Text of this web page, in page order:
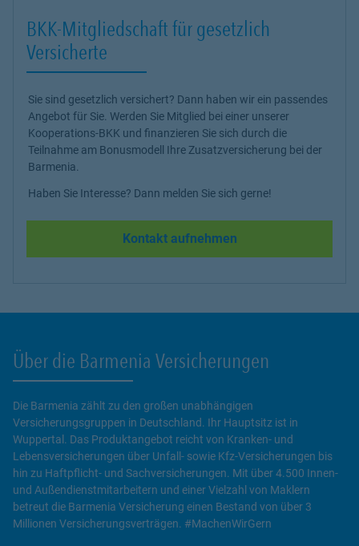
BKK-Mitgliedschaft für gesetzlich
Versicherte
Sie sind gesetzlich versichert? Dann haben wir ein passendes
Angebot für Sie. Werden Sie Mitglied bei einer unserer
Kooperations-BKK und finanzieren Sie sich durch die
Teilnahme am Bonusmodell Ihre Zusatzversicherung bei der
Barmenia.
Haben Sie Interesse? Dann melden Sie sich gerne!
Kontakt aufnehmen
Über die Barmenia Versicherungen
Die Barmenia zählt zu den großen unabhängigen
Versicherungsgruppen in Deutschland. Ihr Hauptsitz ist in
Wuppertal. Das Produktangebot reicht von Kranken- und
Lebensversicherungen über Unfall- sowie Kfz-Versicherungen bis
hin zu Haftpflicht- und Sachversicherungen. Mit über 4.500 Innen-
und Außendienstmitarbeitern und einer Vielzahl von Maklern
betreut die Barmenia Versicherung einen Bestand von über 3
Millionen Versicherungsverträgen. #MachenWirGern